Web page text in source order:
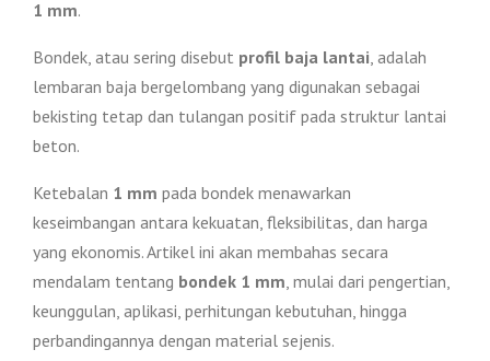
l
a
:
R
p
a
l
h
:
R
1 mm.
Bondek, atau sering disebut profil baja lantai, adalah
lembaran baja bergelombang yang digunakan sebagai
bekisting tetap dan tulangan positif pada struktur lantai
beton.
Ketebalan 1 mm pada bondek menawarkan
keseimbangan antara kekuatan, fleksibilitas, dan harga
yang ekonomis. Artikel ini akan membahas secara
mendalam tentang bondek 1 mm, mulai dari pengertian,
keunggulan, aplikasi, perhitungan kebutuhan, hingga
perbandingannya dengan material sejenis.